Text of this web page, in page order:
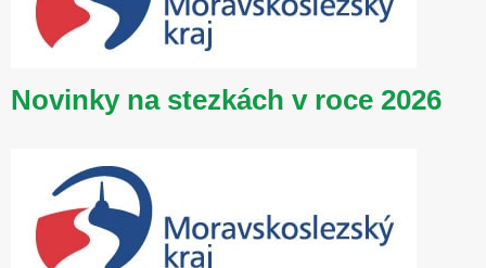
Novinky na stezkách v roce 2026